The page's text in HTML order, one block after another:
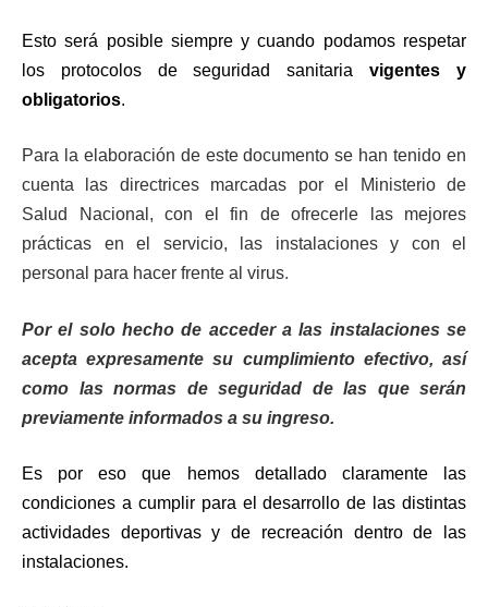
Esto será posible siempre y cuando podamos respetar
los protocolos de seguridad sanitariavigentes y
obligatorios.
Para la elaboración de este documento se han tenido en
cuenta las directrices marcadas por el Ministerio de
Salud Nacional, con el fin de ofrecerle las mejores
prácticas en el servicio, las instalaciones y con el
personal para hacer frente al virus.
Por el solo hecho de acceder a las instalaciones se
acepta expresamente su cumplimiento efectivo, así
como las normas de seguridad de las que serán
previamente informados a su ingreso.
Es por eso que hemos detallado claramente las
condiciones a cumplir para el desarrollo de las distintas
actividades deportivas y de recreación dentro de las
instalaciones.